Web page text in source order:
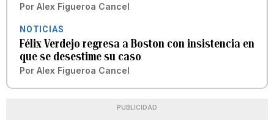
Por Alex Figueroa Cancel
NOTICIAS
Félix Verdejo regresa a Boston con insistencia en
que se desestime su caso
Por Alex Figueroa Cancel
PUBLICIDAD